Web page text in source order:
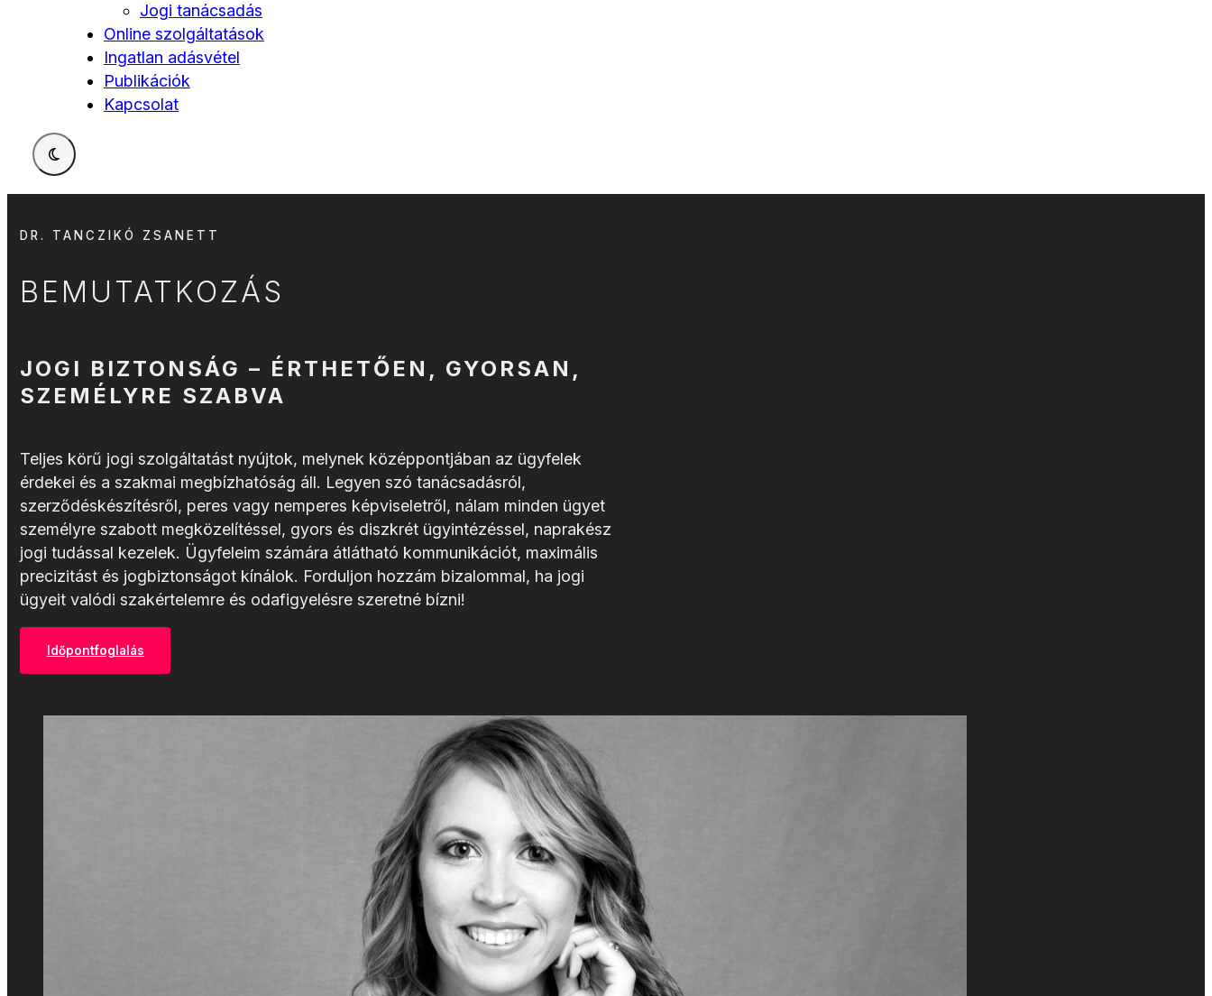
Jogi tanácsadás
Online szolgáltatások
Ingatlan adásvétel
Publikációk
Kapcsolat
DR. TANCZIKÓ ZSANETT
BEMUTATKOZÁS
JOGI BIZTONSÁG – ÉRTHETŐEN, GYORSAN,
SZEMÉLYRE SZABVA
Teljes körű jogi szolgáltatást nyújtok, melynek középpontjában az ügyfelek
érdekei és a szakmai megbízhatóság áll. Legyen szó tanácsadásról,
szerződéskészítésről, peres vagy nemperes képviseletről, nálam minden ügyet
személyre szabott megközelítéssel, gyors és diszkrét ügyintézéssel, naprakész
jogi tudással kezelek. Ügyfeleim számára átlátható kommunikációt, maximális
precizitást és jogbiztonságot kínálok. Forduljon hozzám bizalommal, ha jogi
ügyeit valódi szakértelemre és odafigyelésre szeretné bízni!
Időpontfoglalás